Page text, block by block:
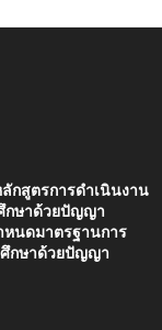
กสูตรการดำเนินงาน
กษาด้วยปัญญา
หนดมาตรฐานการ
กษาด้วยปัญญา